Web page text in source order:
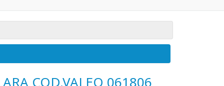
COD.VALEO 061806